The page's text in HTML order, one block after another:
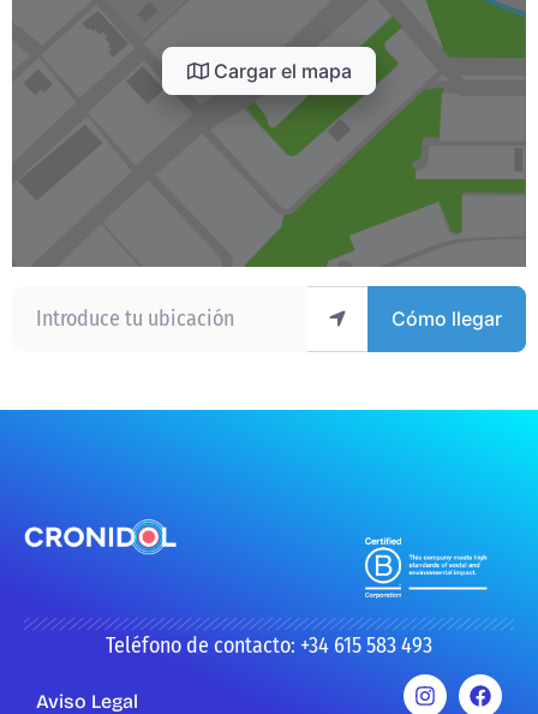
Cargar el mapa
Cómo llegar
Teléfono de contacto: +34 615 583 493
Aviso Legal